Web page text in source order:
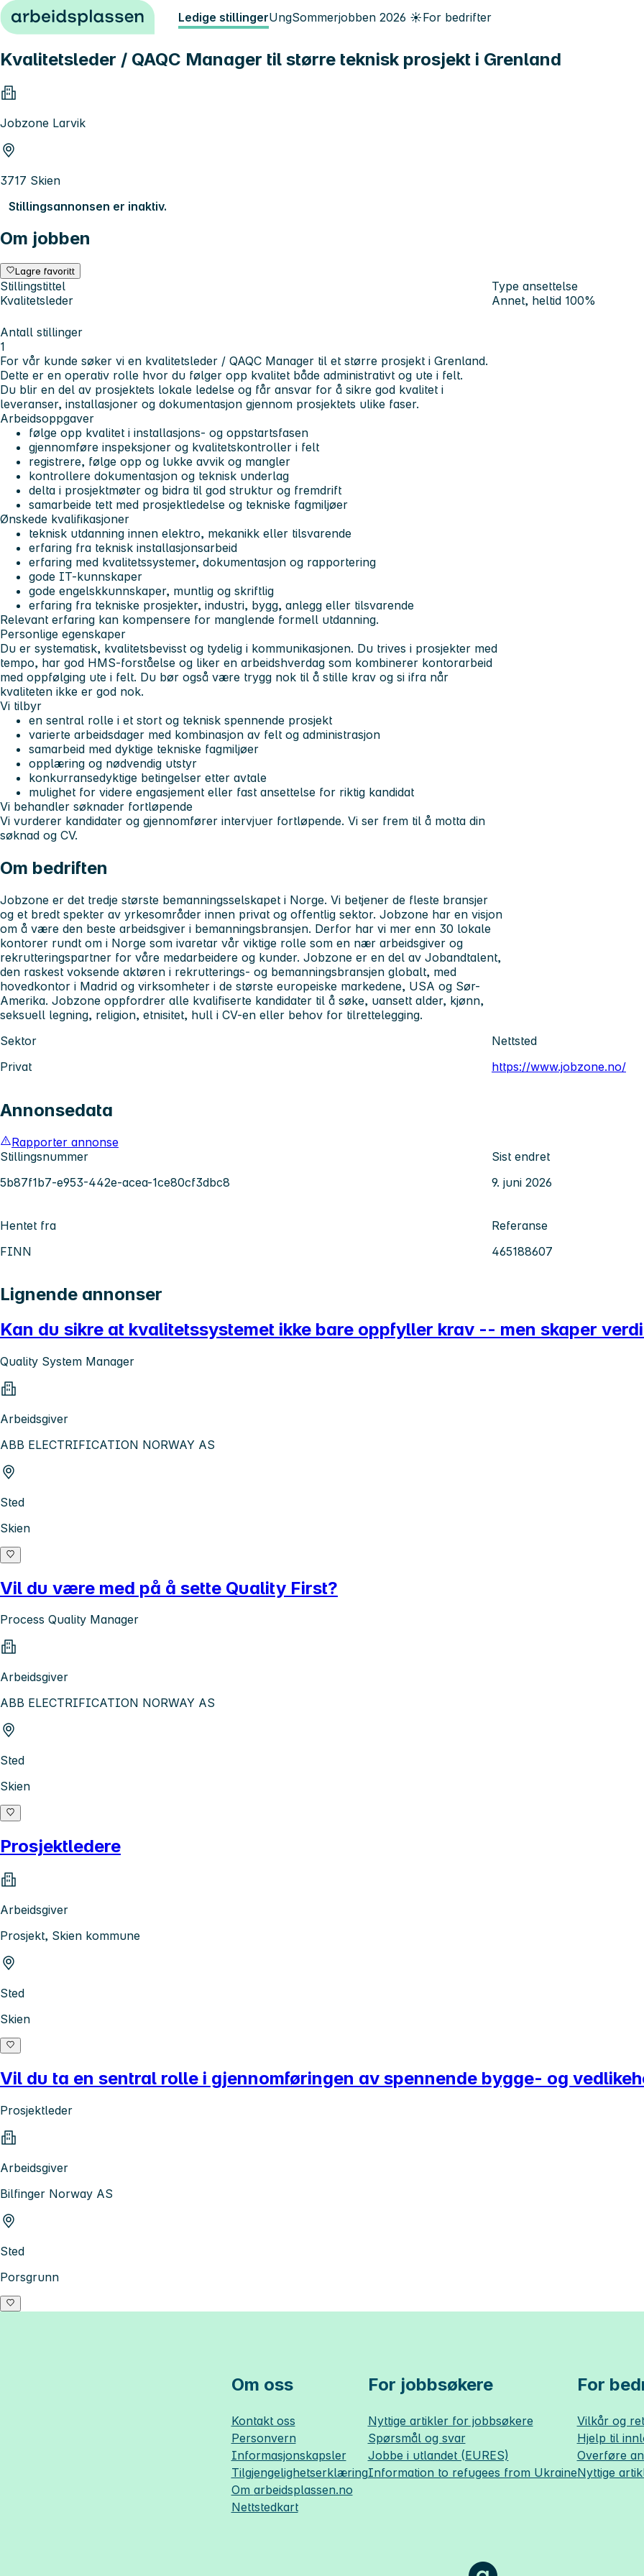
Hopp til innhold Ledige stillingerUngSommerjobben 2026 ☀️For bedrifter
Kvalitetsleder / QAQC Manager til større teknisk prosjekt i Grenland
Jobzone Larvik
3717 Skien
Stillingsannonsen er inaktiv.
Om jobben
Lagre favoritt
Stillingstittel
Kvalitetsleder
Type ansettelse
Annet, heltid 100%
Antall stillinger
1
For vår kunde søker vi en kvalitetsleder / QAQC Manager til et større prosjekt i Grenland.
Dette er en operativ rolle hvor du følger opp kvalitet både administrativt og ute i felt.
Du blir en del av prosjektets lokale ledelse og får ansvar for å sikre god kvalitet i
leveranser, installasjoner og dokumentasjon gjennom prosjektets ulike faser.
Arbeidsoppgaver
følge opp kvalitet i installasjons- og oppstartsfasen
gjennomføre inspeksjoner og kvalitetskontroller i felt
registrere, følge opp og lukke avvik og mangler
kontrollere dokumentasjon og teknisk underlag
delta i prosjektmøter og bidra til god struktur og fremdrift
samarbeide tett med prosjektledelse og tekniske fagmiljøer
Ønskede kvalifikasjoner
teknisk utdanning innen elektro, mekanikk eller tilsvarende
erfaring fra teknisk installasjonsarbeid
erfaring med kvalitetssystemer, dokumentasjon og rapportering
gode IT-kunnskaper
gode engelskkunnskaper, muntlig og skriftlig
erfaring fra tekniske prosjekter, industri, bygg, anlegg eller tilsvarende
Relevant erfaring kan kompensere for manglende formell utdanning.
Personlige egenskaper
Du er systematisk, kvalitetsbevisst og tydelig i kommunikasjonen. Du trives i prosjekter med
tempo, har god HMS-forståelse og liker en arbeidshverdag som kombinerer kontorarbeid
med oppfølging ute i felt. Du bør også være trygg nok til å stille krav og si ifra når
kvaliteten ikke er god nok.
Vi tilbyr
en sentral rolle i et stort og teknisk spennende prosjekt
varierte arbeidsdager med kombinasjon av felt og administrasjon
samarbeid med dyktige tekniske fagmiljøer
opplæring og nødvendig utstyr
konkurransedyktige betingelser etter avtale
mulighet for videre engasjement eller fast ansettelse for riktig kandidat
Vi behandler søknader fortløpende
Vi vurderer kandidater og gjennomfører intervjuer fortløpende. Vi ser frem til å motta din
søknad og CV.
Om bedriften
Jobzone er det tredje største bemanningsselskapet i Norge. Vi betjener de fleste bransjer
og et bredt spekter av yrkesområder innen privat og offentlig sektor. Jobzone har en visjon
om å være den beste arbeidsgiver i bemanningsbransjen. Derfor har vi mer enn 30 lokale
kontorer rundt om i Norge som ivaretar vår viktige rolle som en nær arbeidsgiver og
rekrutteringspartner for våre medarbeidere og kunder. Jobzone er en del av Jobandtalent,
den raskest voksende aktøren i rekrutterings- og bemanningsbransjen globalt, med
hovedkontor i Madrid og virksomheter i de største europeiske markedene, USA og Sør-
Amerika. Jobzone oppfordrer alle kvalifiserte kandidater til å søke, uansett alder, kjønn,
seksuell legning, religion, etnisitet, hull i CV-en eller behov for tilrettelegging.
Sektor
Privat
Nettsted
https://www.jobzone.no/
Annonsedata
Rapporter annonse
Stillingsnummer
5b87f1b7-e953-442e-acea-1ce80cf3dbc8
Sist endret
9. juni 2026
Hentet fra
FINN
Referanse
465188607
Lignende annonser
Kan du sikre at kvalitetssystemet ikke bare oppfyller krav -- men skaper
Quality System Manager
Arbeidsgiver
ABB ELECTRIFICATION NORWAY AS
Sted
Skien
Vil du være med på å sette Quality First?
Process Quality Manager
Arbeidsgiver
ABB ELECTRIFICATION NORWAY AS
Sted
Skien
Prosjektledere
Arbeidsgiver
Prosjekt, Skien kommune
Sted
Skien
Vil du ta en sentral rolle i gjennomføringen av spennende bygge- og
Prosjektleder
Arbeidsgiver
Bilfinger Norway AS
Sted
Porsgrunn
Om oss
Kontakt oss
Personvern
Informasjonskapsler
Tilgjengelighetserklæring
Om arbeidsplassen.no
Nettstedkart
For jobbsøkere
Nyttige artikler for jobbsøkere
Spørsmål og svar
Jobbe i utlandet (EURES)
Information to refugees from Ukraine
For
Vilkår og
Hjelp til
Overføre
Nyttige